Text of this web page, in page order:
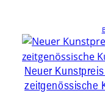
Neuer
zeitgenössische